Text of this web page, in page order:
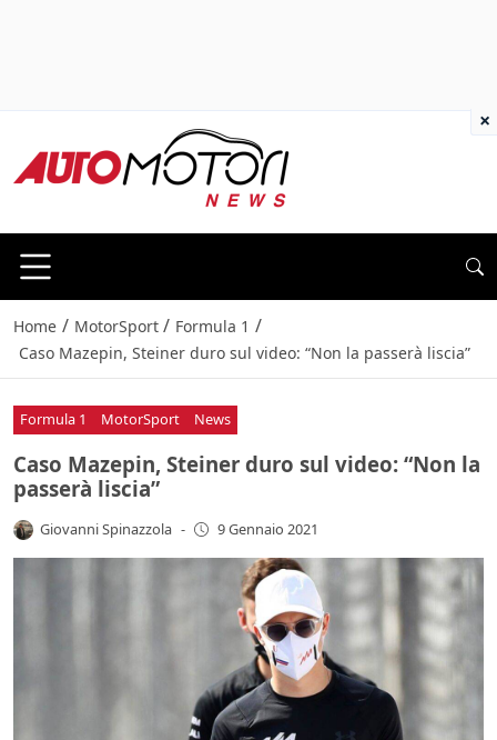
Home / MotorSport / Formula 1 /
Caso Mazepin, Steiner duro sul video: “Non la passerà liscia”
Formula 1 MotorSport News
Caso Mazepin, Steiner duro sul video: “Non la
passerà liscia”
Giovanni Spinazzola - 9 Gennaio 2021
×